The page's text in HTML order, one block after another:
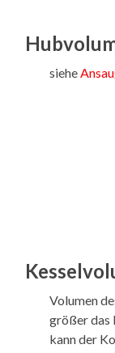
siehe
Volumen
größer das
kann der